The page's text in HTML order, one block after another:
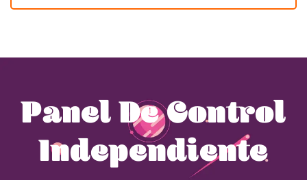
Panel De Control
Independiente